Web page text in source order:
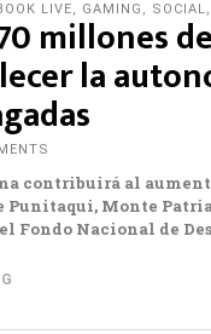
LIVE, GAMING , SOCIAL,
millones
la
contribuirá al
Punitaqui, Monte
Fondo Nacional de